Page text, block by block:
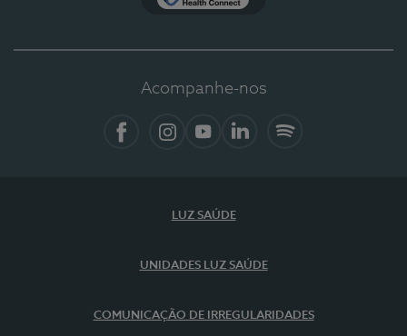
Acompanhe-nos
LUZ SAÚDE
UNIDADES LUZ SAÚDE
COMUNICAÇÃO DE IRREGULARIDADES